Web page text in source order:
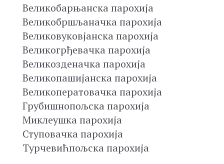
Великобарњанска парохија
Великобршљаначка парохија
Великовуковјанска парохија
Великогрђевачка парохија
Великозденачка парохија
Великопашијанска парохија
Великоператовачка парохија
Грубишнопољска парохија
Миклеушка парохија
Ступовачка парохија
Турчевићпољска парохија